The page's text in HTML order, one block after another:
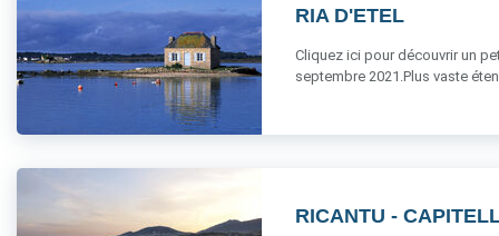
RIA D'ETEL
Cliquez ici pour découvrir un
septembre 2021.Plus vaste
RICANTU -